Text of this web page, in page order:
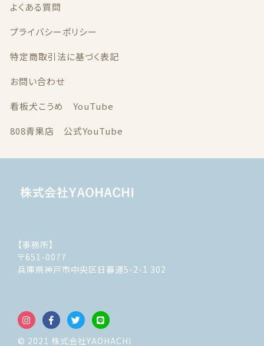
よくある質問
プライバシーポリシー
特定商取引法に基づく表記
お問い合わせ
看板犬こうめ YouTube
808青果店 公式YouTube
【事務所】
〒651-0077
兵庫県神戸市中央区日暮通5-2-1 302
© 2021 株式会社YAOHACHI